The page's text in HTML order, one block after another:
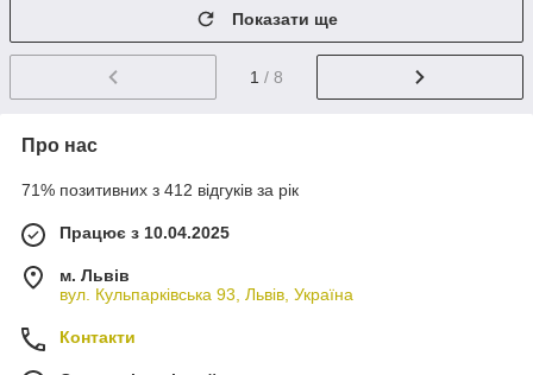
Показати ще
1 / 8
Про нас
71% позитивних з 412 відгуків за рік
Працює з 10.04.2025
м. Львів
вул. Кульпарківська 93, Львів, Україна
Контакти